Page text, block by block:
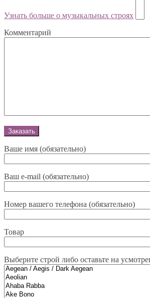
Узнать больше о музыкальных строях
Комментарий
Ваше имя (обязательно)
Ваш e-mail (обязательно)
Номер вашего телефона (обязательно)
Товар
Выберите строй либо оставьте на